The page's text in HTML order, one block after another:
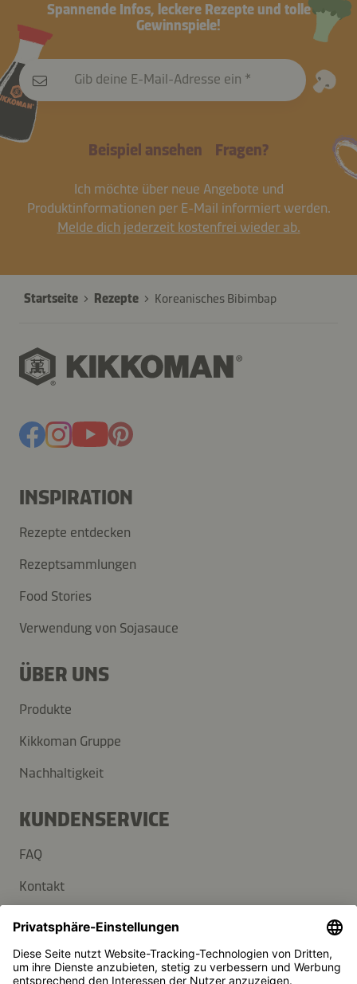
Spannende Infos, leckere Rezepte und tolle
Gewinnspiele!
Gib deine E-Mail-Adresse ein
Beispiel ansehen Fragen?
Ich möchte über neue Angebote und
Produktinformationen per E-Mail informiert werden.
Melde dich jederzeit kostenfrei wieder ab.
Startseite Rezepte Koreanisches Bibimbap
INSPIRATION
Rezepte entdecken
Rezeptsammlungen
Food Stories
Verwendung von Sojasauce
ÜBER UNS
Produkte
Kikkoman Gruppe
Nachhaltigkeit
KUNDENSERVICE
FAQ
Kontakt
Newsletter
Presse